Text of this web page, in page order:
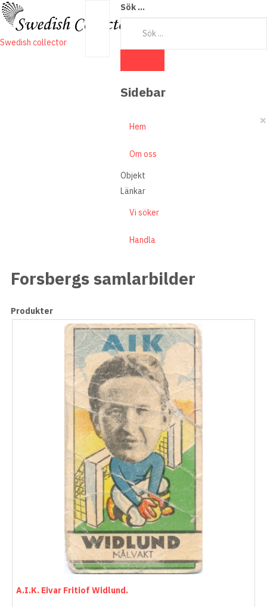
Swedish collector
Sök ...
Sidebar
×
Hem
Om oss
Objekt
Länkar
Vi söker
Handla
Forsbergs samlarbilder
Produkter
A.I.K. Eivar Fritiof Widlund.